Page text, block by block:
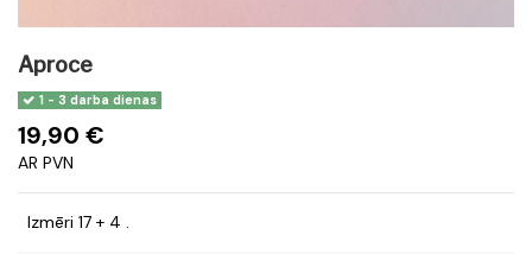
Aproce
1 - 3 darba dienas
19,90 €
AR PVN
Izmēri 17 + 4 .